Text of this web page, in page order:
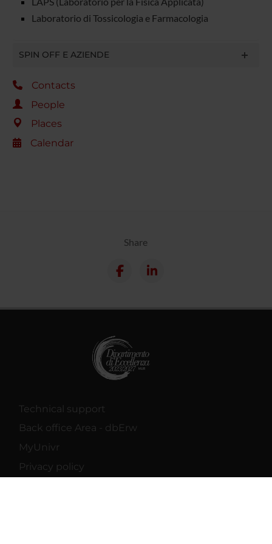
Laboratorio di Tossicologia e Farmacologia
SPIN OFF E AZIENDE
Contacts
People
Places
Calendar
Share
Technical support
Back office Area - dbErw
MyUnivr
Privacy policy